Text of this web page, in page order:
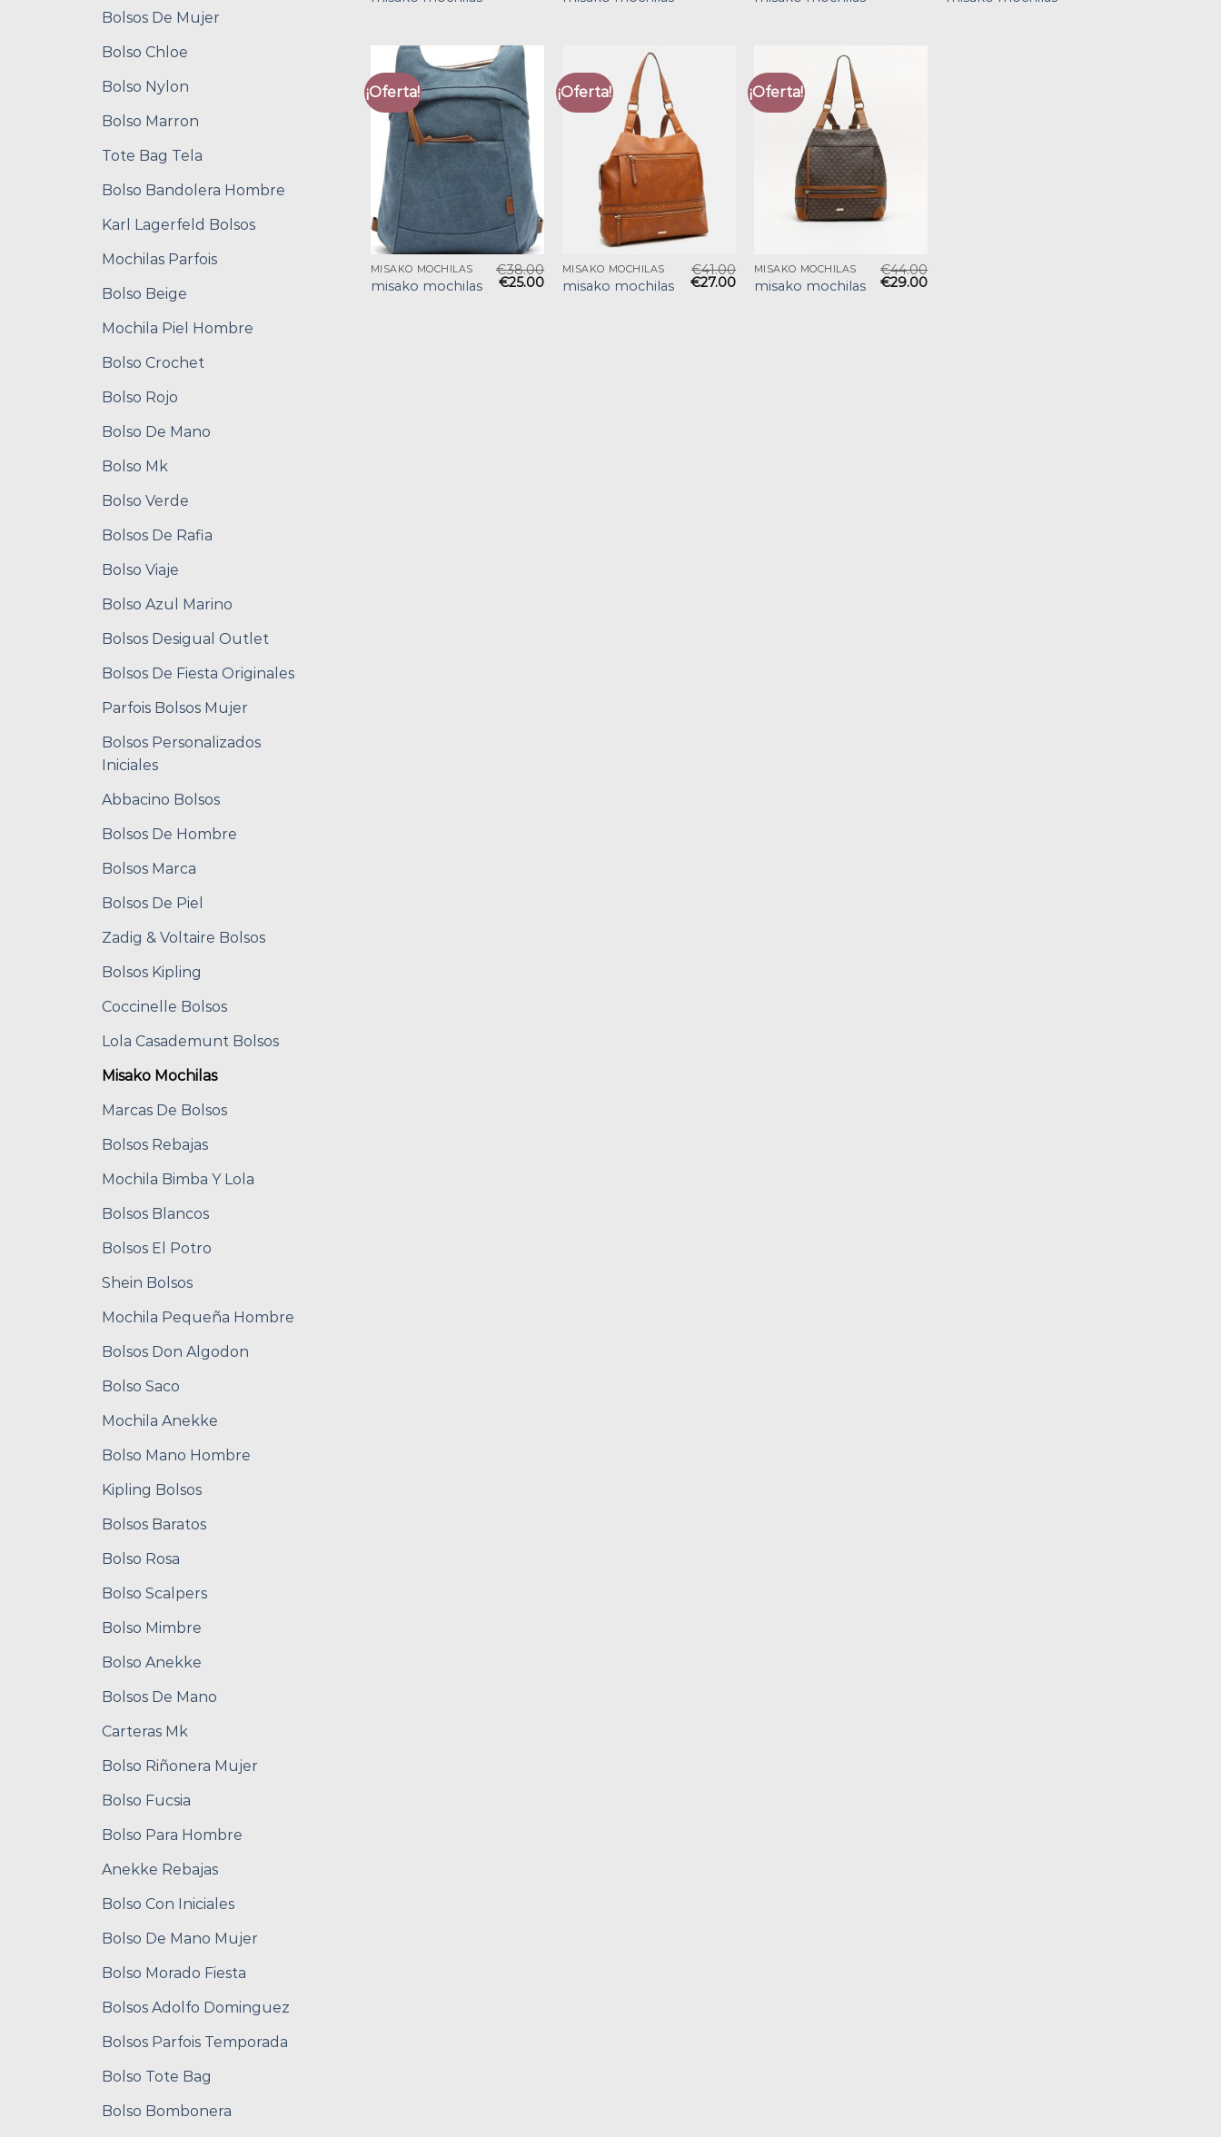
Bolsos De Mujer
Bolso Chloe
Bolso Nylon
Bolso Marron
Tote Bag Tela
Bolso Bandolera Hombre
Karl Lagerfeld Bolsos
Mochilas Parfois
Bolso Beige
Mochila Piel Hombre
Bolso Crochet
Bolso Rojo
Bolso De Mano
Bolso Mk
Bolso Verde
Bolsos De Rafia
Bolso Viaje
Bolso Azul Marino
Bolsos Desigual Outlet
Bolsos De Fiesta Originales
Parfois Bolsos Mujer
Bolsos Personalizados
Iniciales
Abbacino Bolsos
Bolsos De Hombre
Bolsos Marca
Bolsos De Piel
Zadig & Voltaire Bolsos
Bolsos Kipling
Coccinelle Bolsos
Lola Casademunt Bolsos
Misako Mochilas
Marcas De Bolsos
Bolsos Rebajas
Mochila Bimba Y Lola
Bolsos Blancos
Bolsos El Potro
Shein Bolsos
Mochila Pequeña Hombre
Bolsos Don Algodon
Bolso Saco
Mochila Anekke
Bolso Mano Hombre
Kipling Bolsos
Bolsos Baratos
Bolso Rosa
Bolso Scalpers
Bolso Mimbre
Bolso Anekke
Bolsos De Mano
Carteras Mk
Bolso Riñonera Mujer
Bolso Fucsia
Bolso Para Hombre
Anekke Rebajas
Bolso Con Iniciales
Bolso De Mano Mujer
Bolso Morado Fiesta
Bolsos Adolfo Dominguez
Bolsos Parfois Temporada
Bolso Tote Bag
Bolso Bombonera
¡Oferta!
MISAKO MOCHILAS
misako mochilas
€38.00
€25.00
¡Oferta!
MISAKO MOCHILAS
misako mochilas
€41.00
€27.00
¡Oferta!
MISAKO MOCHILAS
misako mochilas
€44.00
€29.00